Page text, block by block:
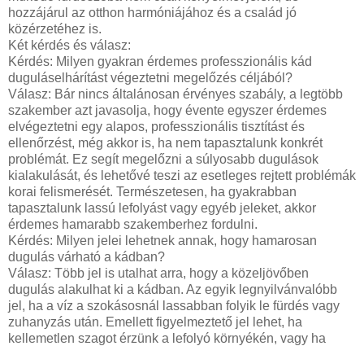
hozzájárul az otthon harmóniájához és a család jó
közérzetéhez is.
Két kérdés és válasz:
Kérdés: Milyen gyakran érdemes professzionális kád
duguláselhárítást végeztetni megelőzés céljából?
Válasz: Bár nincs általánosan érvényes szabály, a legtöbb
szakember azt javasolja, hogy évente egyszer érdemes
elvégeztetni egy alapos, professzionális tisztítást és
ellenőrzést, még akkor is, ha nem tapasztalunk konkrét
problémát. Ez segít megelőzni a súlyosabb dugulások
kialakulását, és lehetővé teszi az esetleges rejtett problémák
korai felismerését. Természetesen, ha gyakrabban
tapasztalunk lassú lefolyást vagy egyéb jeleket, akkor
érdemes hamarabb szakemberhez fordulni.
Kérdés: Milyen jelei lehetnek annak, hogy hamarosan
dugulás várható a kádban?
Válasz: Több jel is utalhat arra, hogy a közeljövőben
dugulás alakulhat ki a kádban. Az egyik legnyilvánvalóbb
jel, ha a víz a szokásosnál lassabban folyik le fürdés vagy
zuhanyzás után. Emellett figyelmeztető jel lehet, ha
kellemetlen szagot érzünk a lefolyó környékén, vagy ha